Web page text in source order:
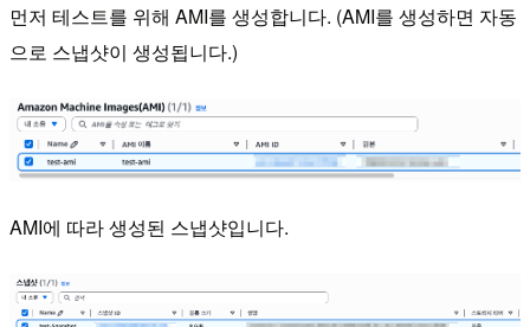
먼저 테스트를 위해 AMI를 생성합니다. (AMI를 생성하면 자동
으로 스냅샷이 생성됩니다.)
AMI에 따라 생성된 스냅샷입니다.